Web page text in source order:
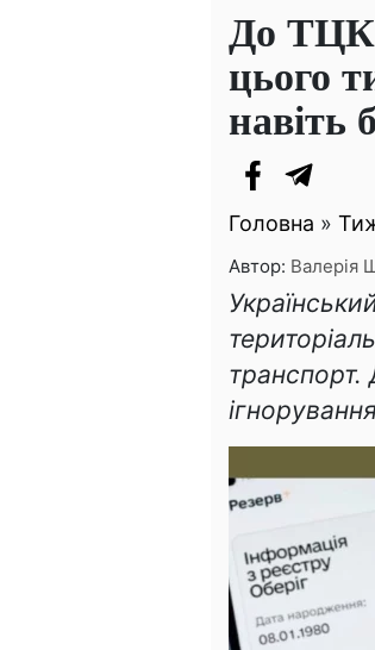
До ТЦК
цього
навіть
Головна »
Автор: Валерія